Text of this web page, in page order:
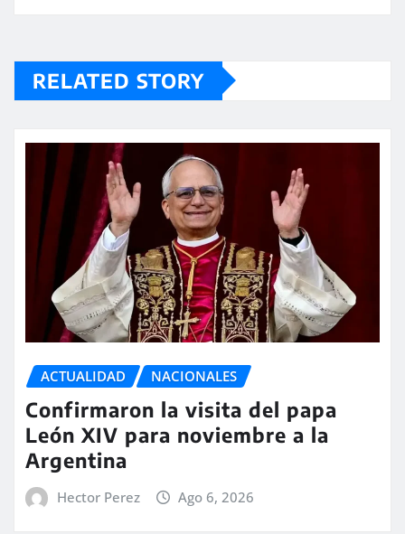
RELATED STORY
ACTUALIDAD NACIONALES
Confirmaron la visita del papa
León XIV para noviembre a la
Argentina
Hector Perez Ago 6, 2026